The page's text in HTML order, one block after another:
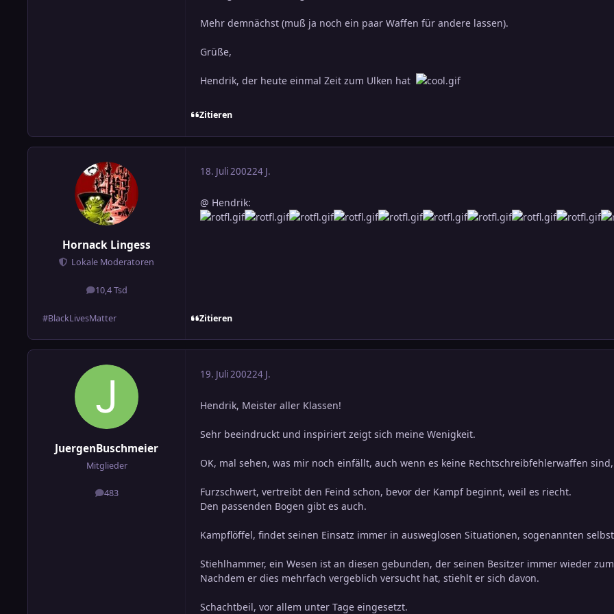
Mehr demnächst (muß ja noch ein paar Waffen für andere lassen).
Grüße,
Hendrik, der heute einmal Zeit zum Ulken hat
Zitieren
Hornack Lingess
Lokale Moderatoren
10,4 Tsd
Beiträge
#BlackLivesMatter
18. Juli 200224 J.
@ Hendrik:
Zitieren
JuergenBuschmeier
Mitglieder
483
Beiträge
19. Juli 200224 J.
Hendrik, Meister aller Klassen!
Sehr beeindruckt und inspiriert zeigt sich meine Wenigkeit.
OK, mal sehen, was mir noch einfällt, auch wenn es keine Rechtschreibfehlerwaffen
Furzschwert, vertreibt den Feind schon, bevor der Kampf beginnt, weil es riecht.
Den passenden Bogen gibt es auch.
Kampflöffel, findet seinen Einsatz immer in ausweglosen Situationen, sogenannten
Stiehlhammer, ein Wesen ist an diesen gebunden, der seinen Besitzer immer wieder
Nachdem er dies mehrfach vergeblich versucht hat, stiehlt er sich davon.
Schachtbeil, vor allem unter Tage eingesetzt.